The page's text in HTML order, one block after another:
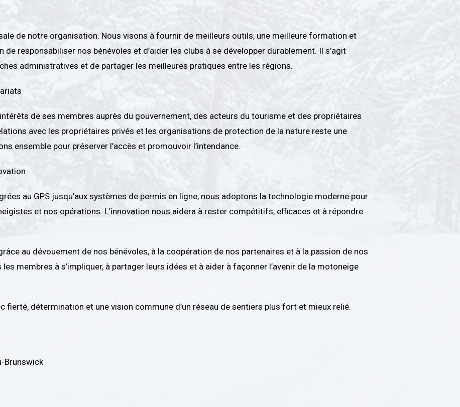
de notre organisation. Nous visons à fournir de meilleurs outils, une meilleure formation et
responsabiliser nos bénévoles et d’aider les clubs à se développer durablement. Il s’agit
administratives et de partager les meilleures pratiques entre les régions.
de ses membres auprès du gouvernement, des acteurs du tourisme et des propriétaires
avec les propriétaires privés et les organisations de protection de la nature reste une
ensemble pour préserver l’accès et promouvoir l’intendance.
au GPS jusqu’aux systèmes de permis en ligne, nous adoptons la technologie moderne pour
et nos opérations. L’innovation nous aidera à rester compétitifs, efficaces et à répondre
au dévouement de nos bénévoles, à la coopération de nos partenaires et à la passion de nos
membres à s’impliquer, à partager leurs idées et à aider à façonner l’avenir de la motoneige
fierté, détermination et une vision commune d’un réseau de sentiers plus fort et mieux relié.
Brunswick